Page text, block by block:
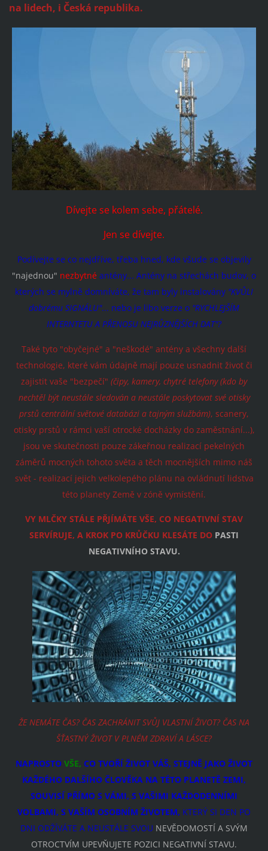
na lidech, i Česká republika.
Dívejte se kolem sebe, přátelé.
Jen se dívejte.
Podívejte se co nejdříve, třeba hned, kde všude se objevily
"najednou" nezbytné antény... Antény na střechách budov, o
kterých se mylně domníváte, že tam byly instalovány "KVŮLI
dobrému SIGNÁLU"... nebo je libo verze o "RYCHLEJŠÍM
INTERNTETU A PŘENOSU NEJRŮZNĚJŠÍCH DAT"?
Také tyto "obyčejné" a "neškodé" antény a všechny další
technologie, které vám údajně mají pouze usnadnit život či
zajistit vaše "bezpečí" (čipy, kamery, chytré telefony (kdo by
nechtěl být neustále sledován a neustále poskytovat své otisky
prstů centrální světové databázi a tajným službám), scanery,
otisky prstů v rámci vaší otrocké docházky do zaměstnání...),
jsou ve skutečnosti pouze zákeřnou realizací pekelných
záměrů mocných tohoto světa a těch mocnějších mimo náš
svět - realizací jejich velkolepého plánu na ovládnutí lidstva
této planety Země v zóně vymístění.
VY MLČKY STÁLE PŘJÍMÁTE VŠE, CO NEGATIVNÍ STAV
SERVÍRUJE, A KROK PO KRŮČKU KLESÁTE DO PASTI
NEGATIVNÍHO STAVU.
ŽE NEMÁTE ČAS? ČAS ZACHRÁNIT SVŮJ VLASTNÍ ŽIVOT? ČAS NA
ŠŤASTNÝ ŽIVOT V PLNÉM ZDRAVÍ A LÁSCE?
NAPROSTO VŠE, CO TVOŘÍ ŽIVOT VÁŠ, STEJNĚ JAKO ŽIVOT
KAŽDÉHO DALŠÍHO ČLOVĚKA NA TÉTO PLANETĚ ZEMI,
SOUVISÍ PŘÍMO S VÁMI, S VAŠIMI KAŽDODENNÍMI
VOLBAMI, S VAŠÍM OSOBNÍM ŽIVOTEM, KTERÝ SI DEN PO
DNI ODŽÍVÁTE A NEUSTÁLE SVOU NEVĚDOMOSTÍ A SVÝM
OTROCTVÍM UPEVŇUJETE POZICI NEGATIVNÍ STAVU.